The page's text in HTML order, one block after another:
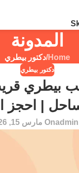
المدونة
Home
/دكتور بيطري
دكتور بيطري
بيطري
| احجز
adminOn مارس 15, 2026